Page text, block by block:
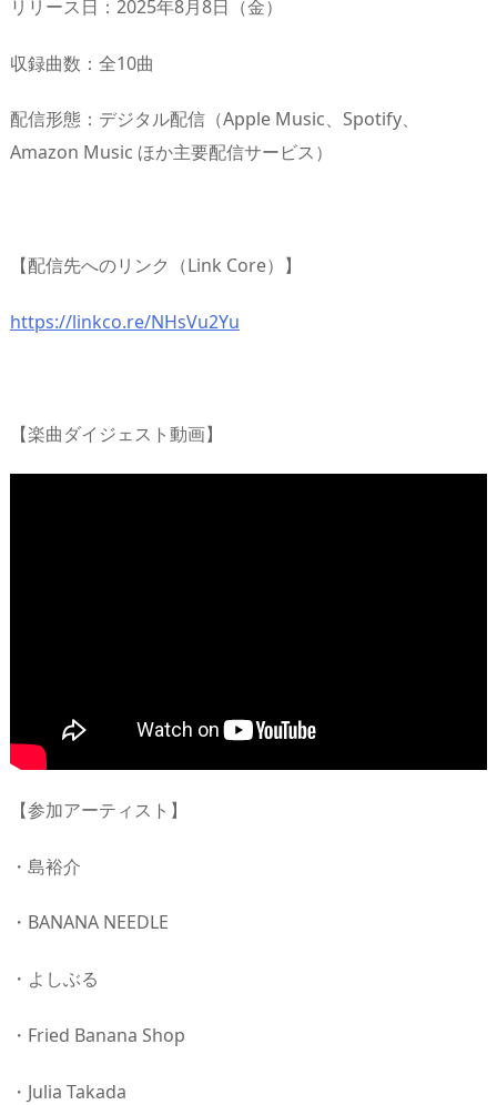
リリース日：2025年8月8日（金）
収録曲数：全10曲
配信形態：デジタル配信（Apple Music、Spotify、
Amazon Music ほか主要配信サービス）
【配信先へのリンク（Link Core）】
https://linkco.re/NHsVu2Yu
【楽曲ダイジェスト動画】
【参加アーティスト】
・島裕介
・BANANA NEEDLE
・よしぶる
・Fried Banana Shop
・Julia Takada